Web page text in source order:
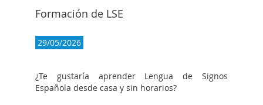
Formación de LSE
29/05/2026
¿Te gustaría aprender Lengua de Signos
Española desde casa y sin horarios?